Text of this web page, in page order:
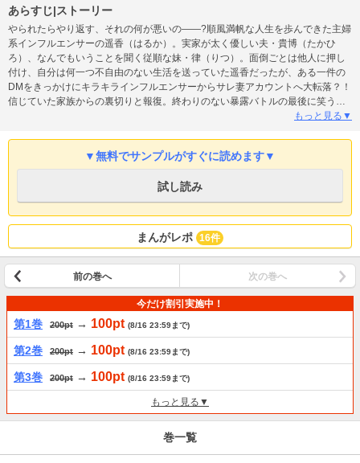
あらすじ|ストーリー
やられたらやり返す、それの何が悪いの――?順風満帆な人生を歩んできた主婦
系インフルエンサーの遥香（はるか）。実家が太く優しい夫・貴博（たかひ
ろ）、なんでもいうことを聞く従順な妹・律（りつ）。面倒ごとは他人に押し
付け、自分は何一つ不自由のない生活を送っていた遥香だったが、ある一件の
DMをきっかけにキラキラインフルエンサーからサレ妻アカウントへ大転落？！
信じていた家族からの裏切りと報復。終わりのない暴露バトルの最後に笑うの
もっと見る▼
▼無料でサンプルがすぐに読めます▼
試し読み
まんがレポ 16件
前の巻へ 次の巻へ
今だけ割引実施中！
第1巻 200pt → 100pt (8/16 23:59まで)
第2巻 200pt → 100pt (8/16 23:59まで)
第3巻 200pt → 100pt (8/16 23:59まで)
もっと見る▼
巻一覧